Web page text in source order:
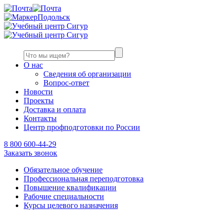
Подольск
О нас
Сведения об организации
Вопрос-ответ
Новости
Проекты
Доставка и оплата
Контакты
Центр профподготовки по России
8 800 600-44-29
Заказать звонок
Обязательное обучение
Профессиональная переподготовка
Повышение квалификации
Рабочие специальности
Курсы целевого назначения